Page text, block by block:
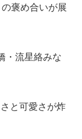
褒め合いが展
・流星絡みな
と可愛さが炸